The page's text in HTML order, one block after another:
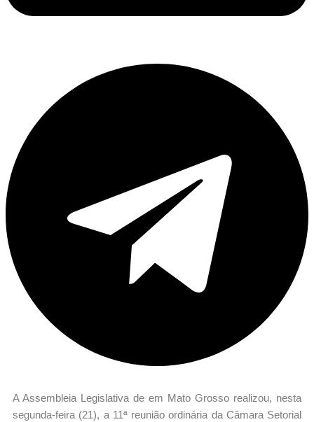
A Assembleia Legislativa de em Mato Grosso realizou, nesta
segunda-feira (21), a 11ª reunião ordinária da Câmara Setorial